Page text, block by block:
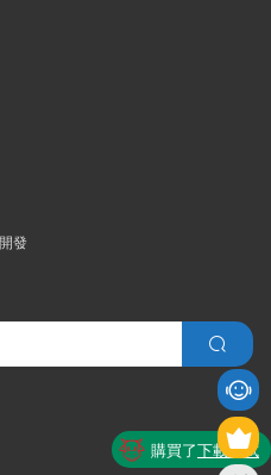
發
購買了下載測試